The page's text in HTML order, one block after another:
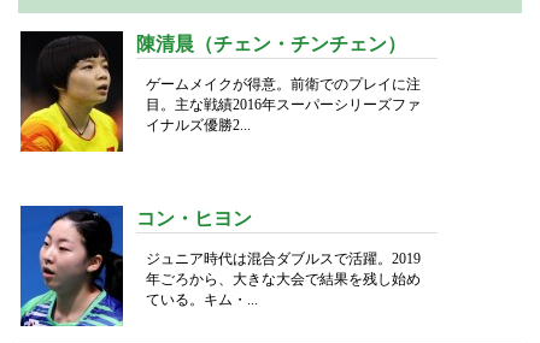
陳清晨（チェン・チンチェン）
ゲームメイクが得意。前衛でのプレイに注
目。主な戦績2016年スーパーシリーズファ
イナルズ優勝2...
コン・ヒヨン
ジュニア時代は混合ダブルスで活躍。2019
年ごろから、大きな大会で結果を残し始め
ている。キム・...